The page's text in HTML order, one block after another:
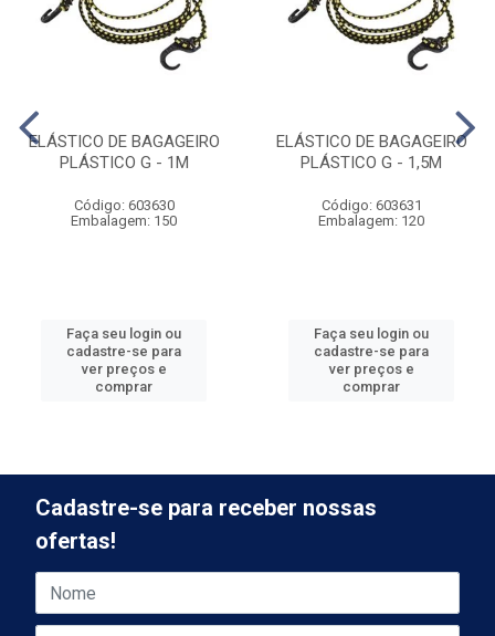
ELÁSTICO DE BAGAGEIRO
PLÁSTICO G - 1M
Código: 603630
Embalagem: 150
Faça seu login ou
cadastre-se para
ver preços e
comprar
ELÁSTICO DE BAGAGEIRO
PLÁSTICO G - 1,5M
Código: 603631
Embalagem: 120
Faça seu login ou
cadastre-se para
ver preços e
comprar
Cadastre-se para receber nossas
ofertas!